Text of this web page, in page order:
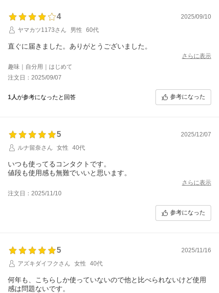
4
2025/09/10
ヤマカツ1173さん
男性 60代
直ぐに届きました。ありがとうございました。
さらに表示
趣味｜自分用｜はじめて
注文日：2025/09/07
1人が参考になったと回答 参考になった
5
2025/12/07
ルナ留奈さん
女性 40代
いつも使ってるコンタクトです。
値段も使用感も無難でいいと思います。
さらに表示
注文日：2025/11/10
参考になった
5
2025/11/16
アズキダイフクさん
女性 40代
何年も、こちらしか使っていないので他と比べられないけど使用
感は問題ないです。